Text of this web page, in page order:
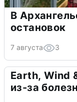
В
остановок
7 августа 3
Earth, Wind
из-за